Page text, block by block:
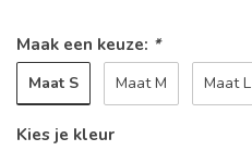
Maak een keuze: *
Maat S Maat M Maat L
Kies je kleur